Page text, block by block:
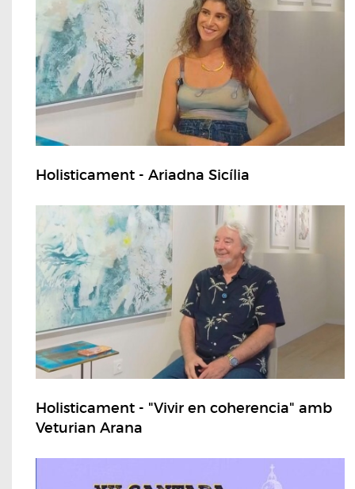
Holisticament - Ariadna Sicília
Holisticament - "Vivir en coherencia" amb
Veturian Arana